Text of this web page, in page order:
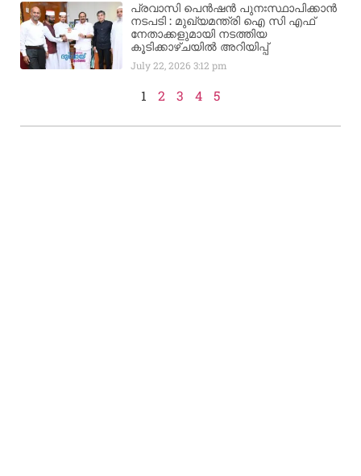
പ്രവാസി പെൻഷൻ പുനഃസ്ഥാപിക്കാൻ
നടപടി : മുഖ്യമന്ത്രി ഐ സി എഫ്
നേതാക്കളുമായി നടത്തിയ
കൂടിക്കാഴ്ചയിൽ അറിയിപ്പ്
July 22, 20263:12 pm
1 2 3 4 5